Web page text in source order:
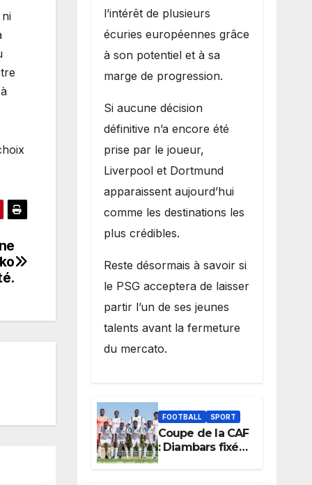
l’intérêt de plusieurs
écuries européennes grâce
à son potentiel et à sa
marge de progression.
Si aucune décision
définitive n’a encore été
prise par le joueur,
Liverpool et Dortmund
apparaissent aujourd’hui
comme les destinations les
plus crédibles.
Reste désormais à savoir si
le PSG acceptera de laisser
partir l’un de ses jeunes
talents avant la fermeture
du mercato.
FOOTBALL SPORT
Coupe de la CAF
: Diambars fixé
sur son destin